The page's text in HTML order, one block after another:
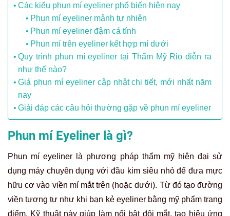
Các kiểu phun mí eyeliner phổ biến hiện nay
Phun mí eyeliner mảnh tự nhiên
Phun mí eyeliner đậm cá tính
Phun mí trên eyeliner kết hợp mí dưới
Quy trình phun mí eyeliner tại Thẩm Mỹ Rio diễn ra
như thế nào?
Giá phun mí eyeliner cập nhật chi tiết, mới nhất năm
nay
Giải đáp các câu hỏi thường gặp về phun mí eyeliner
Phun mí Eyeliner là gì?
Phun mí eyeliner là phương pháp thẩm mỹ hiện đại sử
dụng máy chuyên dụng với đầu kim siêu nhỏ để đưa mực
hữu cơ vào viền mí mắt trên (hoặc dưới). Từ đó tạo đường
viền tương tự như khi bạn kẻ eyeliner bằng mỹ phẩm trang
điểm. Kỹ thuật này giúp làm nổi bật đôi mắt, tạo hiệu ứng